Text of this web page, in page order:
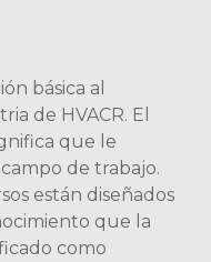
básica al
de HVACR. El
que le
de trabajo.
están diseñados
que la
como